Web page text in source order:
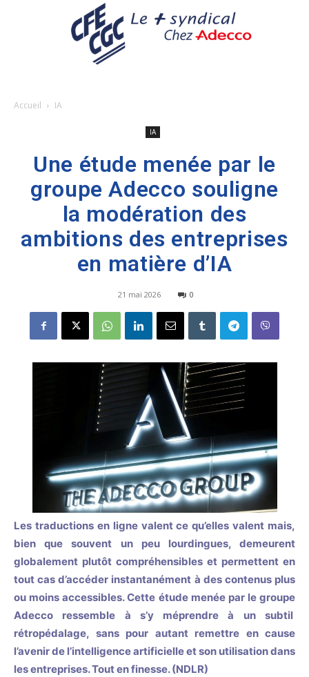
Accueil IA
IA
Une étude menée par le
groupe Adecco souligne
la modération des
ambitions des entreprises
en matière d’IA
21 mai 2026 0
Les traductions en ligne valent ce qu’elles valent mais,
bien que souvent un peu lourdingues, demeurent
globalement plutôt compréhensibles et permettent en
tout cas d’accéder instantanément à des contenus plus
ou moins accessibles. Cette étude menée par le groupe
Adecco ressemble à s’y méprendre à un subtil
rétropédalage, sans pour autant remettre en cause
l’avenir de l’intelligence artificielle et son utilisation dans
les entreprises. Tout en finesse. (NDLR)